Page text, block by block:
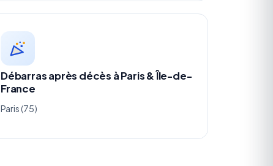
Débarras après décès à Paris & Île-de-
France
Paris (75)